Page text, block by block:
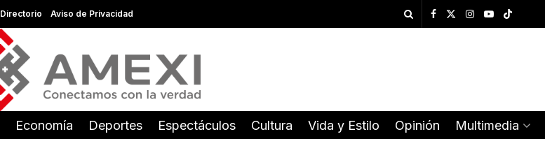
Directorio Aviso de Privacidad
Economía Deportes Espectáculos Cultura Vida y Estilo Opinión Multimedia